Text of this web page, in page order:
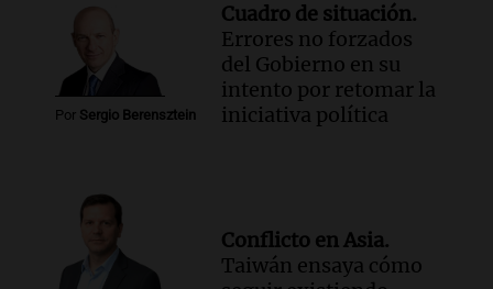
Por Sergio Berensztein
Cuadro de situación.
Errores no forzados
del Gobierno en su
intento por retomar la
iniciativa política
Conflicto en Asia.
Taiwán ensaya cómo